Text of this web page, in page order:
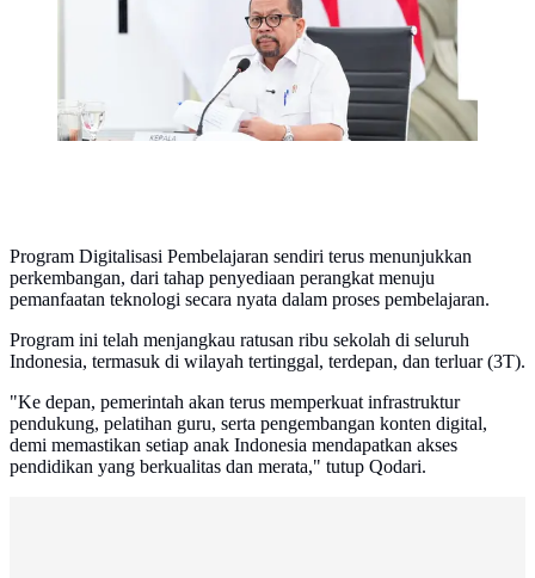
Program Digitalisasi Pembelajaran sendiri terus menunjukkan
perkembangan, dari tahap penyediaan perangkat menuju
pemanfaatan teknologi secara nyata dalam proses pembelajaran.
Program ini telah menjangkau ratusan ribu sekolah di seluruh
Indonesia, termasuk di wilayah tertinggal, terdepan, dan terluar (3T).
"Ke depan, pemerintah akan terus memperkuat infrastruktur
pendukung, pelatihan guru, serta pengembangan konten digital,
demi memastikan setiap anak Indonesia mendapatkan akses
pendidikan yang berkualitas dan merata," tutup Qodari.